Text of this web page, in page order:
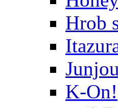
Hrob
K-On!